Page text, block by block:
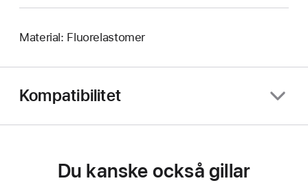
Material: Fluorelastomer
Kompatibilitet
Du kanske också gillar